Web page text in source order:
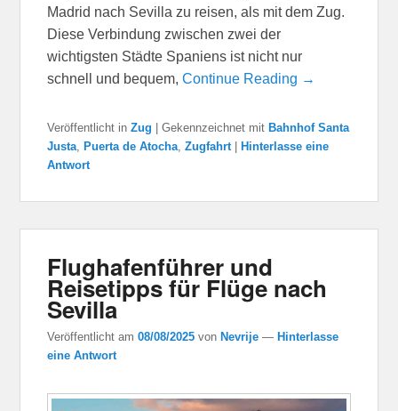
Madrid nach Sevilla zu reisen, als mit dem Zug.
Diese Verbindung zwischen zwei der
wichtigsten Städte Spaniens ist nicht nur
schnell und bequem,Continue Reading →
Veröffentlicht in Zug |Gekennzeichnet mit Bahnhof Santa
Justa, Puerta de Atocha,Zugfahrt
Hinterlasse eine
Antwort
Flughafenführer und
Reisetipps für Flüge nach
Sevilla
Veröffentlicht am08/08/2025 von Nevrije — Hinterlasse
eine Antwort